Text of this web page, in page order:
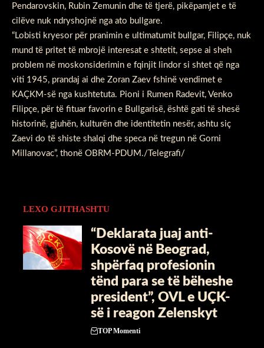
Pendarovskin, Rubin Zemunin dhe të tjerë, pikëpamjet e të
cilëve nuk ndryshojnë nga ato bullgare.
“Lobisti kryesor për pranimin e ultimatumit bullgar, Filipçe, nuk
mund të pritet të mbrojë interesat e shtetit, sepse ai sheh
problem në moskonsiderimin e fqinjit lindor si shtet që nga
viti 1945, prandaj ai dhe Zoran Zaev fshinë vendimet e
KAÇKM-së nga kushtetuta. Pioni i Rumen Radevit, Venko
Filipçe, për të fituar favorin e Bullgarisë, është gati të shesë
historinë, gjuhën, kulturën dhe identitetin nesër, ashtu siç
Zaevi do të shiste shalqi dhe speca në tregun në Gorni
Millanovac”, thonë OBRM-PDUM./Telegrafi/
LEXO GJITHASHTU
“Deklarata juaj anti-
Kosovë në Beograd,
shpërfaq profesionin
tënd para se të bëheshe
president”, OVL e UÇK-
së i reagon Zelenskyt
TOP Momenti